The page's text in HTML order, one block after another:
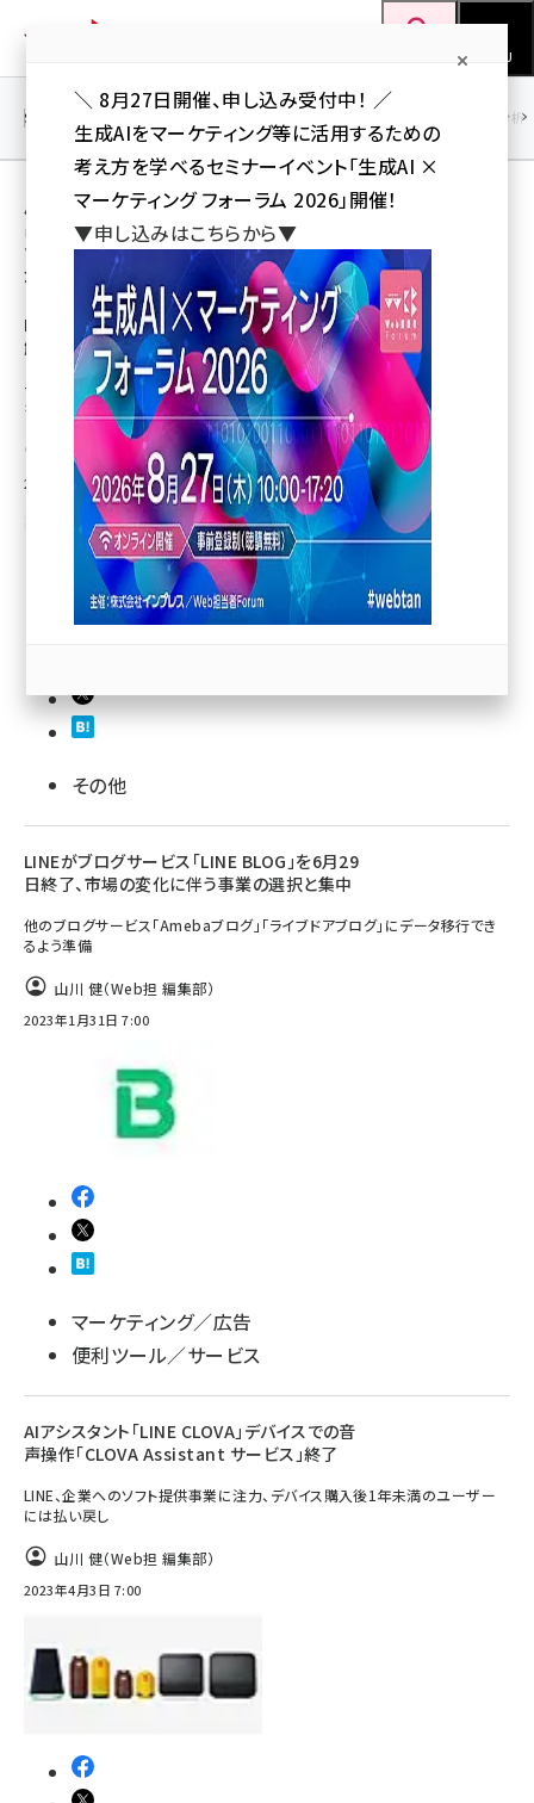
ン
MENU
seo (3532)
ai (2814)
youtube (2441)
note (2317)
セミナー (2310)
z世代 (1623)
meo (1277)
llmo (1167)
SEO アクセス解析／データ分析
用語「サービス終了」 が使われている記事の一
覧
全 6 記事中 1 ～ 6 を表示中
NTTコムオンラインのサービス終了アクセス
解析「Visionalist」のドメインを第三者が取得
セキュリティ上問題のあるスクリプト設置の可能性、「tracer.jp」タグの削除
を呼び掛け
山川 健（Web担 編集部）
2022年5月20日 7:00
その他
LINEがブログサービス「LINE BLOG」を6月29
日終了、市場の変化に伴う事業の選択と集中
他のブログサービス「Amebaブログ」「ライブドアブログ」にデータ移行でき
るよう準備
山川 健（Web担 編集部）
2023年1月31日 7:00
マーケティング／広告
便利ツール／サービス
AIアシスタント「LINE CLOVA」デバイスでの音
声操作「CLOVA Assistant サービス」終了
LINE、企業へのソフト提供事業に注力、デバイス購入後1年未満のユーザー
には払い戻し
山川 健（Web担 編集部）
2023年4月3日 7:00
＼ 8月27日開催、申し込み受付中！ ／
生成AIをマーケティング等に活用するための
考え方を学べるセミナーイベント「生成AI ×
マーケティング フォーラム 2026」開催！
▼申し込みはこちらから▼